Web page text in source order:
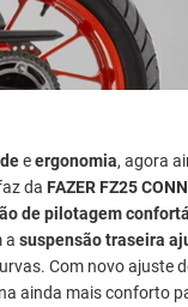
eergonomia, agora
da FAZER FZ25
de pilotagem
a suspensão traseira
Com novo ajuste
ainda mais conforto